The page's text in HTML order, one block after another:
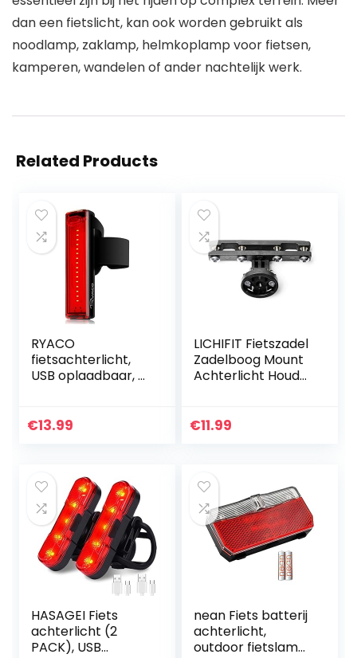
dan een fietslicht, kan ook worden gebruikt als
noodlamp, zaklamp, helmkoplamp voor fietsen,
kamperen, wandelen of ander nachtelijk werk.
Related Products
RYACO
fietsachterlicht,
USB oplaadbaar, 5
fietsachterlicht,
€13.99
LICHIFIT Fietszadel
Zadelboog Mount
Achterlicht Houder
RVR315 RTL510
€11.99
HASAGEI Fiets
achterlicht (2
PACK), USB
nean Fiets batterij
achterlicht,
outdoor fietslamp